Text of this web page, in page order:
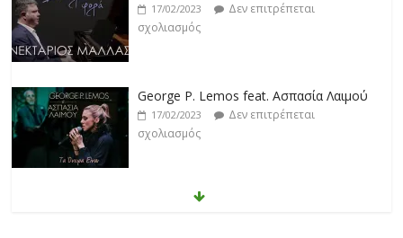
17/02/2023
Δεν επιτρέπεται
σχολιασμός
George P. Lemos feat. Ασπασία Λαιμού
17/02/2023
Δεν επιτρέπεται
σχολιασμός
Μάριος Δαρβίρας